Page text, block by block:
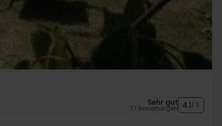
Sehr gut
77 Bewertungen 4.1/ 5